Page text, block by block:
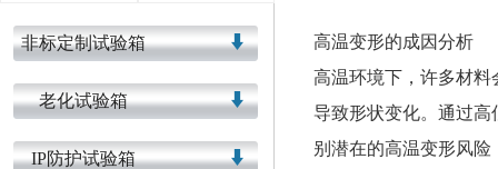
非标定制试验箱
老化试验箱
IP防护试验箱
高温变形的成因分析
高温环境下，许多材
导致形状变化。通过
别潜在的高温变形风